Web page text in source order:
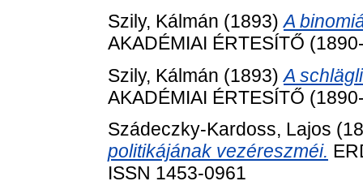
Szily, Kálmán (1893)A
AKADÉMIAI ÉRTESÍTŐ
Szily, Kálmán (1893)A
AKADÉMIAI ÉRTESÍTŐ
Szádeczky-Kardoss, Lajos
politikájának vezéreszméi.
ISSN 1453-0961